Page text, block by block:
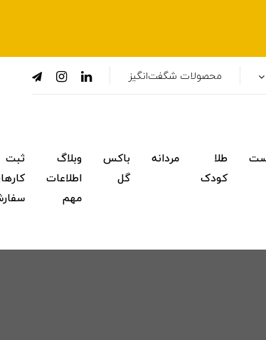
محصولات شگفت‌انگیز
طلا
کودک
مردانه
باکس
گل
وبلاگ
اطلاعات
مهم
ثبت